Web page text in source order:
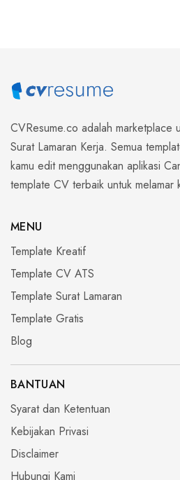
CVResume.co adalah marketplace
Surat Lamaran Kerja. Semua
kamu edit menggunakan aplikasi
template CV terbaik untuk melamar
MENU
Template Kreatif
Template CV ATS
Template Surat Lamaran
Template Gratis
Blog
BANTUAN
Syarat dan Ketentuan
Kebijakan Privasi
Disclaimer
Hubungi Kami